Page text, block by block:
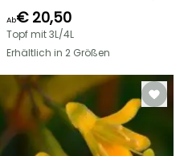
Ab€ 20,50
Topf mit 3L/4L
Erhältlich in 2 Größen